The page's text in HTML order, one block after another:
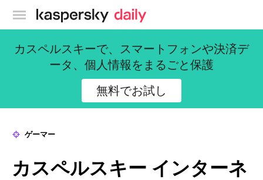
カスペルスキー公式ブログ
カスペルスキーで、スマートフォンや決済デ
ータ、個人情報をまるごと保護
無料でお試し
ゲーマー
カスペルスキー インターネ